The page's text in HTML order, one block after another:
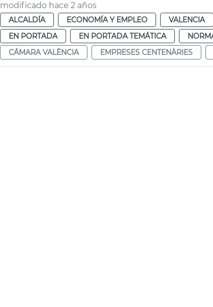
modificado hace 2 años
ALCALDÍA ECONOMÍA Y EMPLEO VALENCIA
EN PORTADA
EN PORTADA TEMÁTICA
CÁMARA VALÈNCIA
EMPRESES CENTENÀRIES